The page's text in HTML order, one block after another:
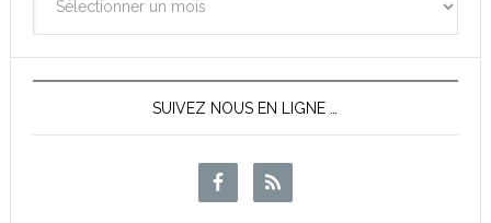
des
News
SUIVEZ NOUS EN LIGNE …